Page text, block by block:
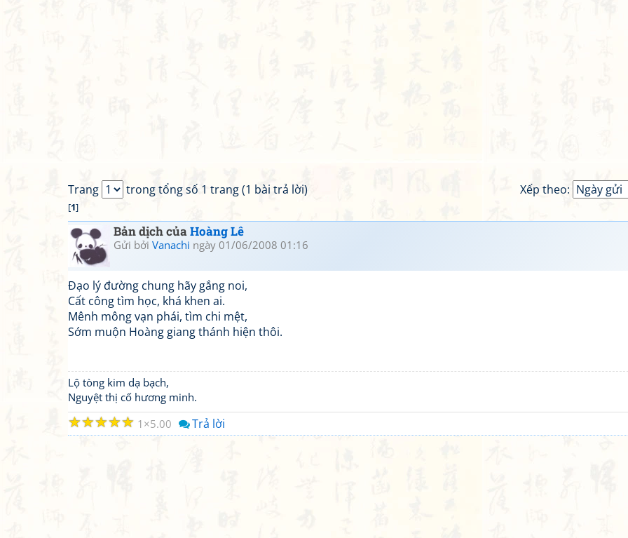
Xếp theo:
Trang trong tổng số 1 trang (1 bài trả lời)
[1]
Bản dịch củaHoàng Lê
Gửi bởi Vanachi ngày 01/06/2008 01:16
Đạo lý đường chung hãy gắng noi,
Cất công tìm học, khá khen ai.
Mênh mông vạn phái, tìm chi mệt,
Sớm muộn Hoàng giang thánh hiện thôi.
Lộ tòng kim dạ bạch,
Nguyệt thị cố hương minh.
☆
☆
☆
☆
☆ 1 5.00 Trả lời